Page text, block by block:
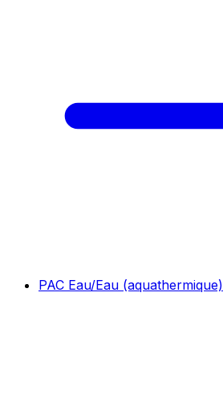
PAC Eau/Eau (aquathermique)